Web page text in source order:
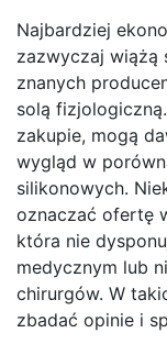
Najbardziej
zazwyczaj wiążą
znanych
solą
zakupie, mogą
wygląd w
silikonowych.
oznaczać ofertę
która nie
medycznym lub
chirurgów. W
zbadać opinie i